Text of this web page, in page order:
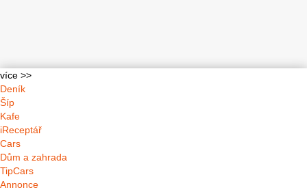
více >>
Deník
Šíp
Kafe
iReceptář
Cars
Dům a zahrada
TipCars
Annonce